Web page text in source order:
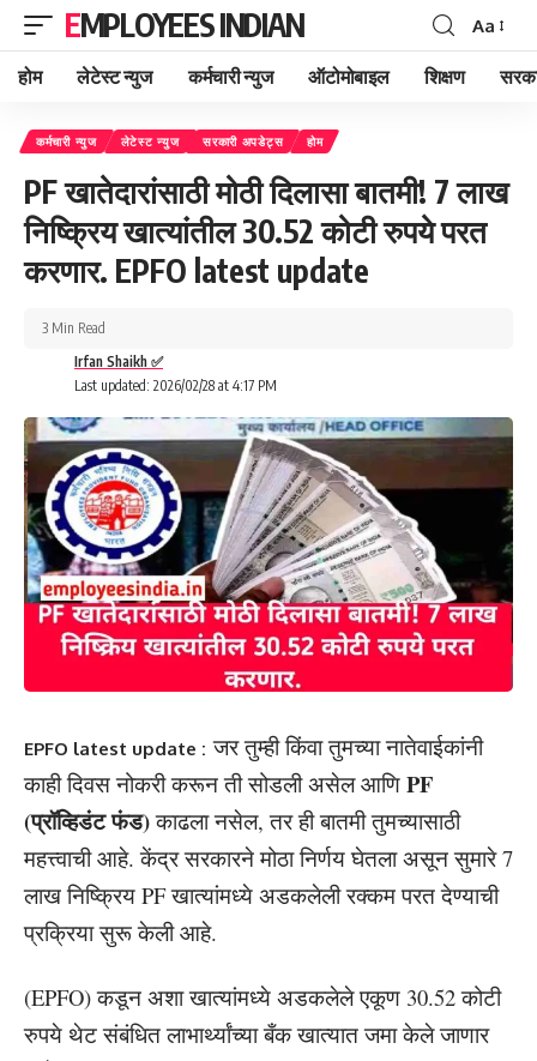
EMPLOYEES INDIAN
Font
Resizer
Aa
होम लेटेस्ट न्युज कर्मचारी न्युज ऑटोमोबाइल शिक्षण
कर्मचारी न्युज लेटेस्ट न्युज सरकारी अपडेट्स होम
PF खातेदारांसाठी मोठी दिलासा बातमी! 7 लाख
निष्क्रिय खात्यांतील 30.52 कोटी रुपये परत
करणार. EPFO latest update
Last updated: 2026/02/28 at 4:17 PM
Irfan Shaikh ✅
3 Min Read
EPFO latest update : जर तुम्ही किंवा तुमच्या नातेवाईकांनी
काही दिवस नोकरी करून ती सोडली असेल आणि PF
(प्रॉव्हिडंट फंड)काढला नसेल, तर ही बातमी तुमच्यासाठी
महत्त्वाची आहे. केंद्र सरकारने मोठा निर्णय घेतला असून सुमारे 7
लाख निष्क्रिय PF खात्यांमध्ये अडकलेली रक्कम परत देण्याची
प्रक्रिया सुरू केली आहे.
(EPFO) कडून अशा खात्यांमध्ये अडकलेले एकूण 30.52 कोटी
रुपये थेट संबंधित लाभार्थ्यांच्या बँक खात्यात जमा केले जाणार